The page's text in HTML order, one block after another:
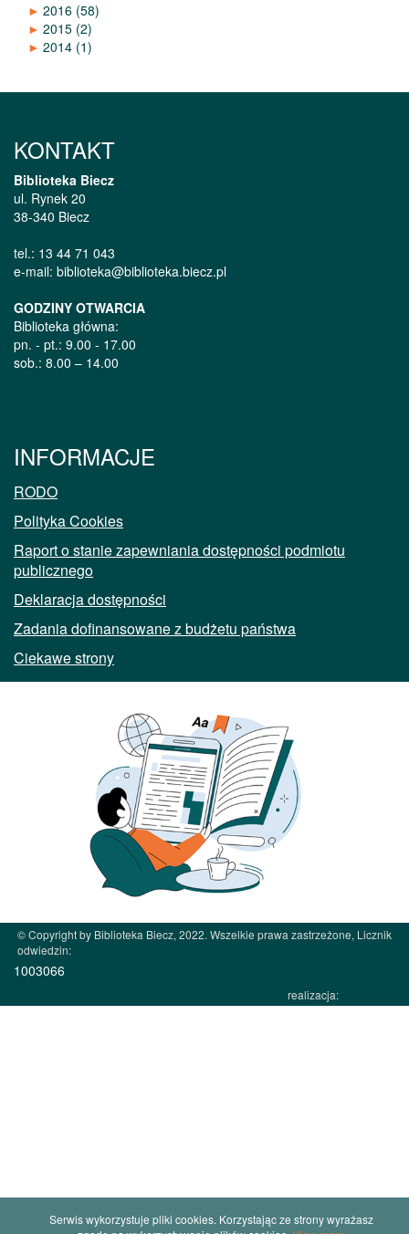
► 2016 (58)
► 2015 (2)
► 2014 (1)
KONTAKT
Biblioteka Biecz
ul. Rynek 20
38-340 Biecz
tel.: 13 44 71 043
e-mail: biblioteka@biblioteka.biecz.pl
GODZINY OTWARCIA
Biblioteka główna:
pn. - pt.: 9.00 - 17.00
sob.: 8.00 – 14.00
INFORMACJE
RODO
Polityka Cookies
Raport o stanie zapewniania dostępności podmiotu
publicznego
Deklaracja dostępności
Zadania dofinansowane z budżetu państwa
Ciekawe strony
© Copyright by Biblioteka Biecz, 2022. Wszelkie prawa zastrzeżone, Licznik
odwiedzin:
1003066
realizacja:
Serwis wykorzystuje pliki cookies. Korzystając ze strony wyrażasz